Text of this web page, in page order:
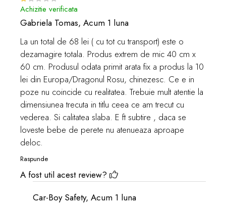
Achizitie verificata
Gabriela Tomas, Acum 1 luna
La un total de 68 lei ( cu tot cu transport) este o
dezamagire totala. Produs extrem de mic 40 cm x
60 cm. Produsul odata primit arata fix a produs la 10
lei din Europa/Dragonul Rosu, chinezesc. Ce e in
poze nu coincide cu realitatea. Trebuie mult atentie la
dimensiunea trecuta in titlu ceea ce am trecut cu
vederea. Si calitatea slaba. E ft subtire , daca se
loveste bebe de perete nu atenueaza aproape
deloc.
Raspunde
A fost util acest review?
Car-Boy Safety, Acum 1 luna